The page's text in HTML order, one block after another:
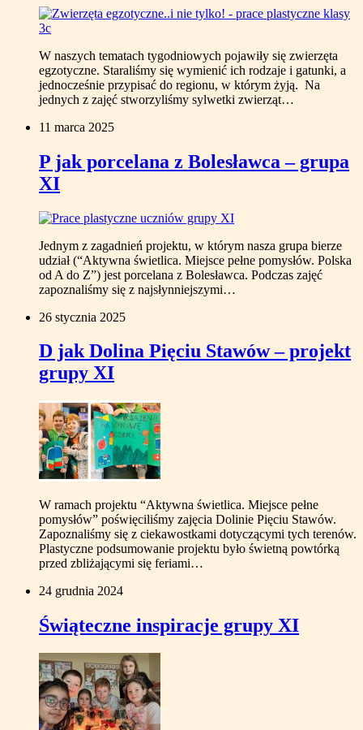
W naszych tematach tygodniowych pojawiły się zwierzęta
egzotyczne. Staraliśmy się wymienić ich rodzaje i gatunki, a
jednocześnie przypisać do regionu, w którym żyją. Na
jednych z zajęć stworzyliśmy sylwetki zwierząt…
11 marca 2025
P jak porcelana z Bolesławca – grupa
XI
Jednym z zagadnień projektu, w którym nasza grupa bierze
udział (“Aktywna świetlica. Miejsce pełne pomysłów. Polska
od A do Z”) jest porcelana z Bolesławca. Podczas zajęć
zapoznaliśmy się z najsłynniejszymi…
26 stycznia 2025
D jak Dolina Pięciu Stawów – projekt
grupy XI
W ramach projektu “Aktywna świetlica. Miejsce pełne
pomysłów” poświęciliśmy zajęcia Dolinie Pięciu Stawów.
Zapoznaliśmy się z ciekawostkami dotyczącymi tych terenów.
Plastyczne podsumowanie projektu było świetną powtórką
przed zbliżającymi się feriami…
24 grudnia 2024
Świąteczne inspiracje grupy XI